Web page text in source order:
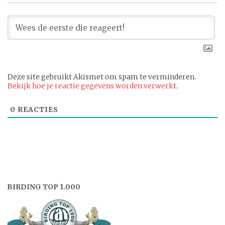
Deze site gebruikt Akismet om spam te verminderen.
Bekijk hoe je reactie gegevens worden verwerkt.
0 REACTIES
BIRDING TOP 1.000